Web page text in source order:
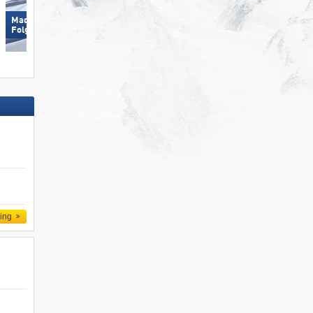
Madonna di Campiglio/​Pinzolo/​
Folgàrida/​Marilleva
Mayrhofen (Mountopolis)